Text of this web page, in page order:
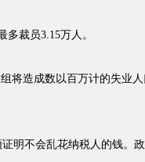
裁员3.15万人。
造成数以百万计的失业人
明不会乱花纳税人的钱。